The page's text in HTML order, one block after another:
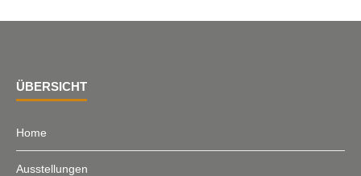
ÜBERSICHT
Home
Ausstellungen